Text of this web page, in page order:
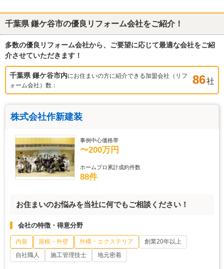
千葉県 鎌ケ谷市の優良リフォーム会社をご紹介！
多数の優良リフォーム会社から、ご要望に応じて最適な会社をご紹
介させていただきます！
千葉県 鎌ケ谷市内にお住まいの方に紹介できる加盟会社（リフ
ォーム会社）数：
86社
株式会社作新建装
事例中心価格帯
〜200万円
ホームプロ累計成約件数
88件
お住まいのお悩みを当社に何でもご相談ください！
会社の特徴・得意分野
内装 屋根・外壁 外構・エクステリア
創業20年以上
自社職人
施工管理技士 地元密着